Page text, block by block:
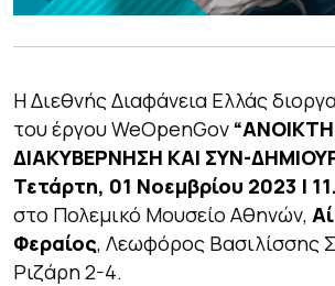
Η Διεθνής Διαφάνεια Ελλάς
του έργου WeOpenGov “ΑΝΟΙΚΤΗ
ΔΙΑΚΥΒΕΡΝΗΣΗ ΚΑΙ ΣΥΝ-
Τετάρτη, 01 Νοεμβρίου 2023 |
στο Πολεμικό Μουσείο Αθηνών,
Φεραίος, Λεωφόρος Βασιλίσσης
Ριζάρη 2-4.